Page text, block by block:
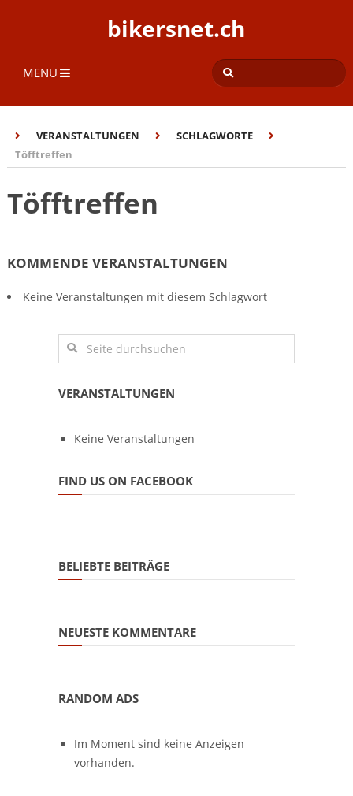
bikersnet.ch
MENU
VERANSTALTUNGEN
SCHLAGWORTE
Töfftreffen
Töfftreffen
KOMMENDE VERANSTALTUNGEN
Keine Veranstaltungen mit diesem Schlagwort
VERANSTALTUNGEN
Keine Veranstaltungen
FIND US ON FACEBOOK
BELIEBTE BEITRÄGE
NEUESTE KOMMENTARE
RANDOM ADS
Im Moment sind keine Anzeigen
vorhanden.